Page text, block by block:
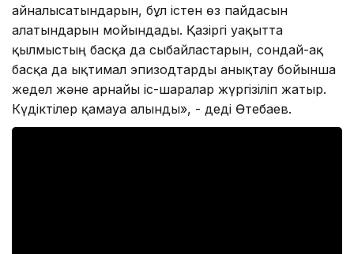
айналысатындарын, бұл істен өз пайдасын
алатындарын мойындады. Қазіргі уақытта
қылмыстың басқа да сыбайластарын, сондай-ақ
басқа да ықтимал эпизодтарды анықтау бойынша
жедел және арнайы іс-шаралар жүргізіліп жатыр.
Күдіктілер қамауға алынды», - деді Өтебаев.